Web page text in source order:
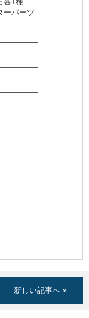
ーパーツ
新しい記事へ »